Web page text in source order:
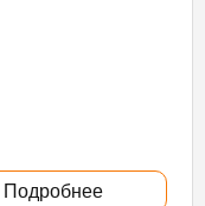
Подробнее